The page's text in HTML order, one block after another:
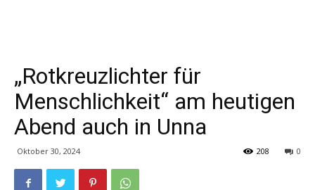
„Rotkreuzlichter für
Menschlichkeit“ am heutigen
Abend auch in Unna
Oktober 30, 2024 0
208